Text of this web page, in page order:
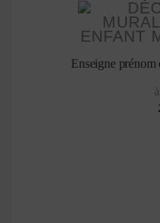
Enseigne prénom